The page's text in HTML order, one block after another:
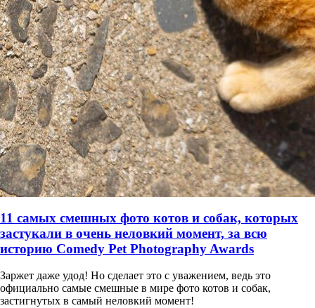
11 самых смешных фото котов и собак, которых
застукали в очень неловкий момент, за всю
историю Comedy Pet Photography Awards
Заржет даже удод! Но сделает это с уважением, ведь это
официально самые смешные в мире фото котов и собак,
застигнутых в самый неловкий момент!